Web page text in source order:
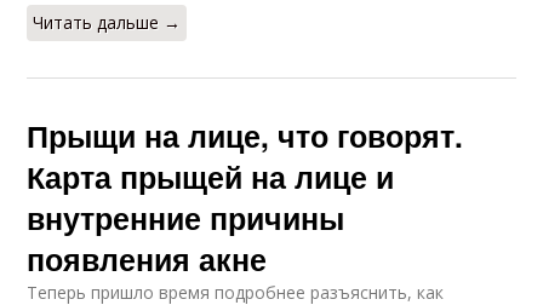
Читать дальше →
Прыщи на лице, что говорят.
Карта прыщей на лице и
внутренние причины
появления акне
Теперь пришло время подробнее разъяснить, как